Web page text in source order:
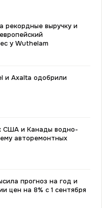
рекордные выручку и
у Wuthelam
и Axalta одобрили
США и Канады водно-
авторемонтных
прогноз на год и
цен на 8% с 1 сентября